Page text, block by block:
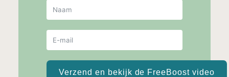
Verzend en bekijk de FreeBoost video